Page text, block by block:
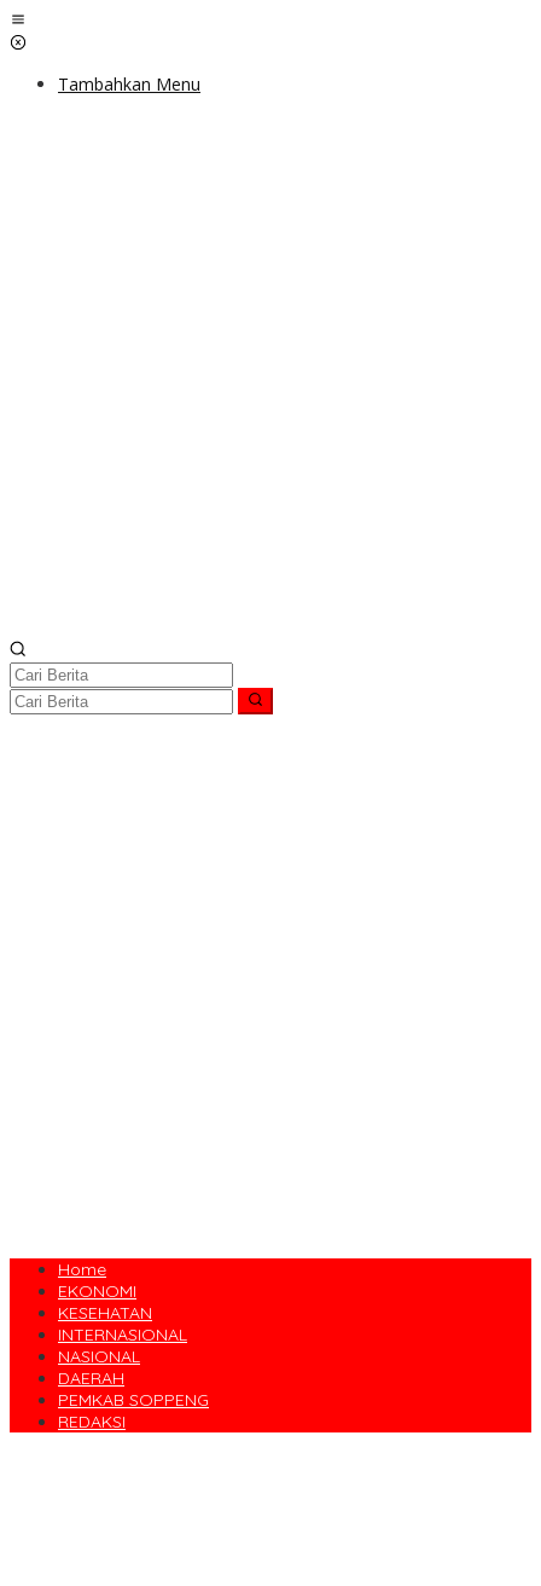
Lewati
ke
Tambahkan Menu
Home
EKONOMI
KESEHATAN
INTERNASIONAL
NASIONAL
DAERAH
PEMKAB SOPPENG
REDAKSI